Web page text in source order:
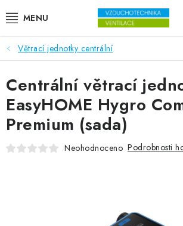
VENTILÁTORY
VZDUCHOTECHNIKA
REKUPERACE
TOPENÍ A CHLAZENÍ
Větrací jednotky centrální
Centrální větrací
EasyHOME Hygro
Premium (sada)
Neohodnoceno Podrobnosti